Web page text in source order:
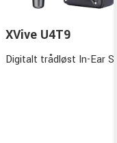
XVive U4T9
Digitalt trådløst In-Ear